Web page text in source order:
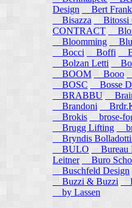
Design
Bert Frank
Bisazza
Bitossi
CONTRACT
Bloomming
Blu
Bocci
Boffi
Bolzan Letti
BOOM
Booo
BOSC
Bosse
BRABBU
Brandoni
Brokis
brose-
Brugg Lifting
Bryndis
BULO
Bureau
Leitner
Buro
Buschfeld Design
Buzzi & Buzzi
by Lassen